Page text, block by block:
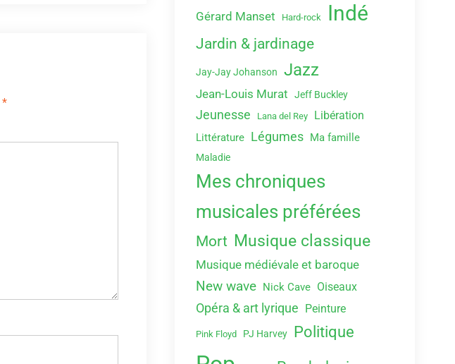
*
Gérard Manset Hard-rock Indé
Jardin & jardinage
Jay-Jay Johanson Jazz
Jean-Louis Murat Jeff Buckley
Jeunesse Lana del Rey Libération
Littérature Légumes Ma famille
Maladie
Mes chroniques
musicales préférées
Mort Musique classique
Musique médiévale et baroque
New wave Nick Cave Oiseaux
Opéra & art lyrique Peinture
Pink Floyd PJ Harvey Politique